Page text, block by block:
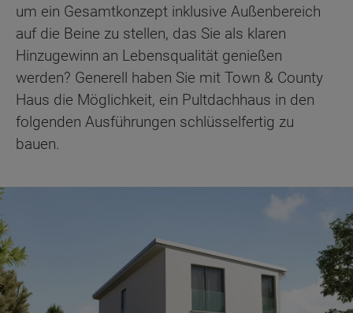
um ein Gesamtkonzept inklusive Außenbereich
auf die Beine zu stellen, das Sie als klaren
Hinzugewinn an Lebensqualität genießen
werden? Generell haben Sie mit Town & County
Haus die Möglichkeit, ein Pultdachhaus in den
folgenden Ausführungen schlüsselfertig zu
bauen.